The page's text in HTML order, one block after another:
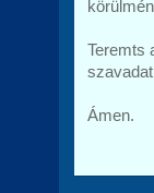
Teremts
Ámen.